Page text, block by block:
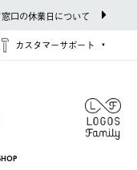
口の休業日について
カスタマーサポート